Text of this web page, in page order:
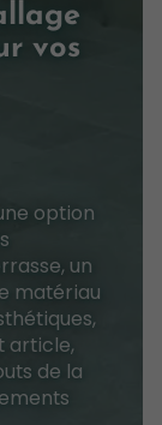
vos
option
un
matériau
article,
de la